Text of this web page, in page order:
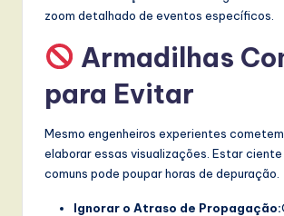
zoom detalhado de eventos específicos.
Armadilhas
para Evitar
Mesmo engenheiros experientes
elaborar essas visualizações. Estar ciente
comuns pode poupar horas de depuração.
Ignorar o Atraso de Propagação: